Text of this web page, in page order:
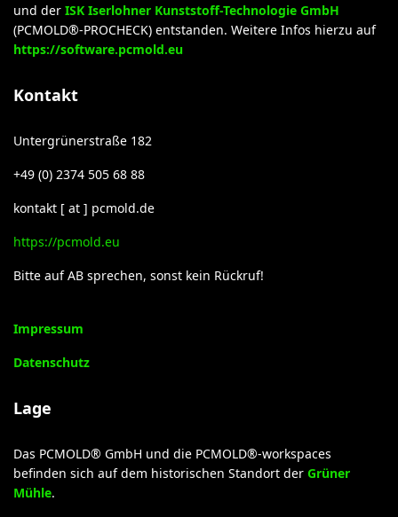
und der ISK Iserlohner Kunststoff-Technologie GmbH
(PCMOLD®-PROCHECK) entstanden. Weitere Infos hierzu auf
https://software.pcmold.eu
Kontakt
Untergrünerstraße 182
+49 (0) 2374 505 68 88
kontakt [ at ] pcmold.de
https://pcmold.eu
Bitte auf AB sprechen, sonst kein Rückruf!
Impressum
Datenschutz
Lage
Das PCMOLD® GmbH und die PCMOLD®-workspaces
befinden sich auf dem historischen Standort der Grüner
Mühle.